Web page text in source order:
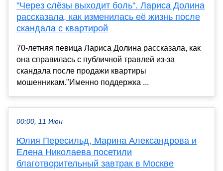
"Через слёзы выходит боль". Лариса Долина
рассказала, как изменилась её жизнь после
скандала с квартирой
70-летняя певица Лариса Долина рассказала, как
она справилась с публичной травлей из-за
скандала после продажи квартиры
мошенникам."Именно поддержка ...
00:00, 11 Июн
Юлия Пересильд, Марина Александрова и
Елена Николаева посетили
благотворительный завтрак в Москве